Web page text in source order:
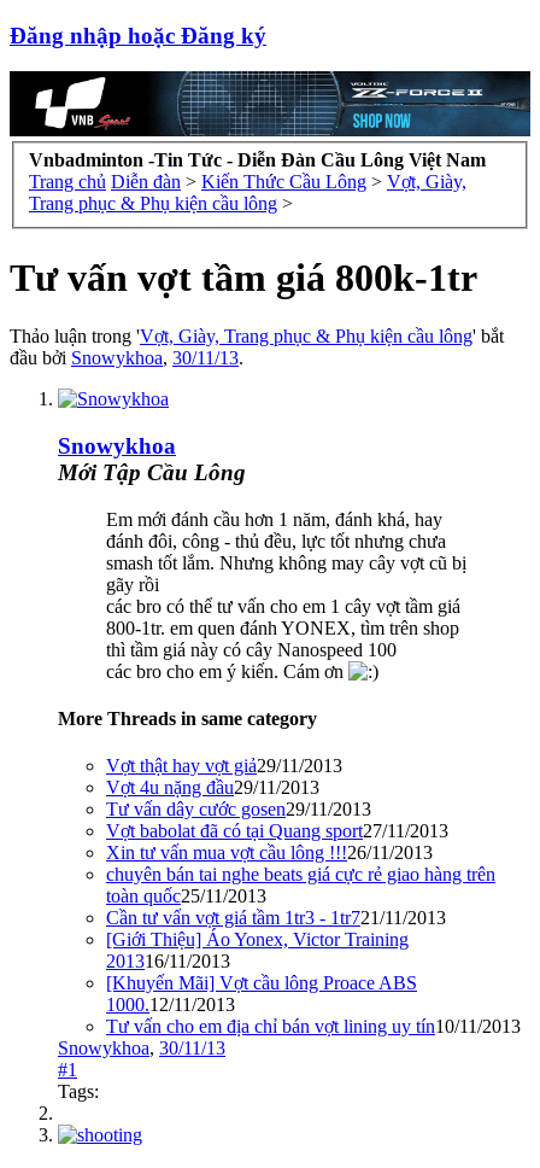
Đăng nhập hoặc Đăng ký
Vnbadminton -Tin Tức - Diễn Đàn Cầu Lông Việt Nam
Trang chủ Diễn đàn > Kiến Thức Cầu Lông > Vợt, Giày,
Trang phục & Phụ kiện cầu lông >
Tư vấn vợt tầm giá 800k-1tr
Thảo luận trong 'Vợt, Giày, Trang phục & Phụ kiện cầu lông' bắt
đầu bởi Snowykhoa, 30/11/13.
Snowykhoa
Mới Tập Cầu Lông
Em mới đánh cầu hơn 1 năm, đánh khá, hay
đánh đôi, công - thủ đều, lực tốt nhưng chưa
smash tốt lắm. Nhưng không may cây vợt cũ bị
gãy rồi
các bro có thể tư vấn cho em 1 cây vợt tầm giá
800-1tr. em quen đánh YONEX, tìm trên shop
thì tầm giá này có cây Nanospeed 100
các bro cho em ý kiến. Cám ơn
More Threads in same category
Vợt thật hay vợt giả29/11/2013
Vợt 4u nặng đầu29/11/2013
Tư vấn dây cước gosen29/11/2013
Vợt babolat đã có tại Quang sport27/11/2013
Xin tư vấn mua vợt cầu lông !!!26/11/2013
chuyên bán tai nghe beats giá cực rẻ giao hàng trên
toàn quốc25/11/2013
Cần tư vấn vợt giá tầm 1tr3 - 1tr721/11/2013
[Giới Thiệu] Áo Yonex, Victor Training
201316/11/2013
[Khuyến Mãi] Vợt cầu lông Proace ABS
1000.12/11/2013
Tư vấn cho em địa chỉ bán vợt lining uy tín10/11/2013
Snowykhoa, 30/11/13
#1
Tags: